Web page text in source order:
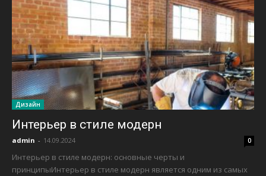
Дизайн
Интерьер в стиле модерн
admin - 14.09.2024 0
Интерьер в стиле модерн: основные черты и
принципыИнтерьер в стиле модерн является одним из самых